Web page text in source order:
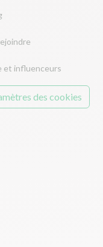
et influenceurs
des cookies